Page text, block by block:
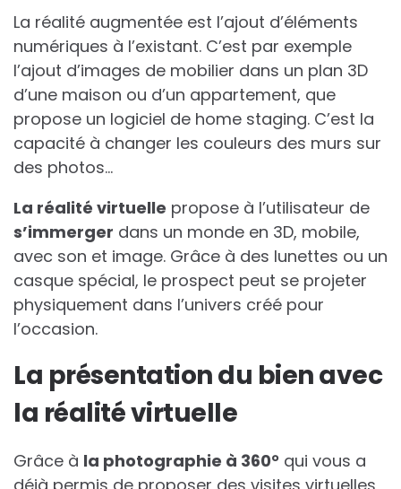
La réalité augmentée est l’ajout d’éléments
numériques à l’existant. C’est par exemple
l’ajout d’images de mobilier dans un plan 3D
d’une maison ou d’un appartement, que
propose un logiciel de home staging. C’est la
capacité à changer les couleurs des murs sur
des photos…
La réalité virtuelle propose à l’utilisateur de
s’immerger dans un monde en 3D, mobile,
avec son et image. Grâce à des lunettes ou un
casque spécial, le prospect peut se projeter
physiquement dans l’univers créé pour
l’occasion.
La présentation du bien avec
la réalité virtuelle
Grâce à la photographie à 360° qui vous a